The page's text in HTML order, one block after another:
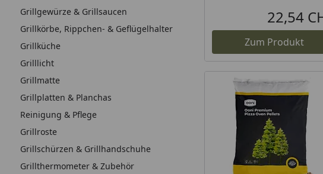
Grillgewürze & Grillsaucen
Grillkörbe, Rippchen- & Geflügelhalter
Grillküche
Grilllicht
Grillmatte
Grillplatten & Planchas
Reinigung & Pflege
Grillroste
Grillschürzen & Grillhandschuhe
Grillthermometer & Zubehör
22,54
Zum Produkt